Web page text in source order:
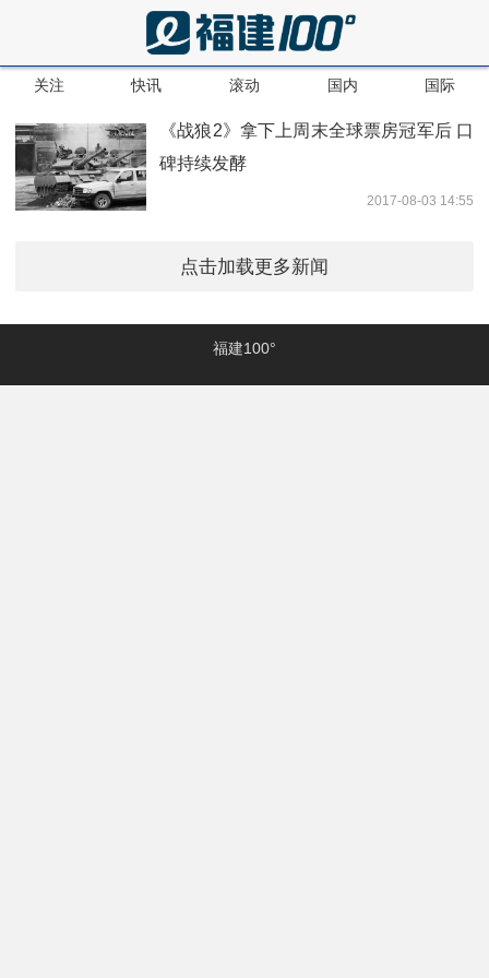
关注 快讯 滚动 国内 国际
《战狼2》拿下上周末全球票房冠军后 口
碑持续发酵
2017-08-03 14:55
点击加载更多新闻
福建100°